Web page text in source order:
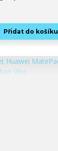
Přidat do košíku